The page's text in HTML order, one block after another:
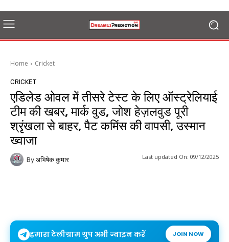
Home Cricket
CRICKET
एडिलेड ओवल में तीसरे टेस्ट के लिए ऑस्ट्रेलियाई
टीम की खबर, मार्क वुड, जोश हेज़लवुड पूरी
श्रृंखला से बाहर, पैट कमिंस की वापसी, उस्मान
ख्वाजा
By अभिषेक कुमार Last updated On: 09/12/2025
हमारा टेलीग्राम ग्रुप अभी ज्वाइन करें JOIN NOW